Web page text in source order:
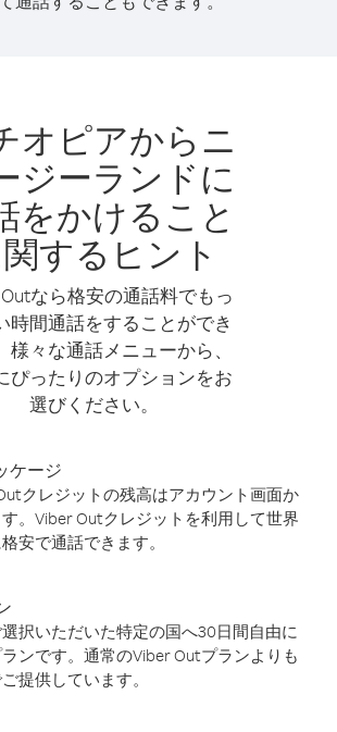
オピアからニ
ジーランドに
をかけること
するヒント
なら格安の通話料でもっ
時間通話をすることができ
様々な通話メニューから、
ぴったりのオプションをお
選びください。
ケージ
クレジットの残高はアカウント画面か
。Viber Outクレジットを利用して世界
安で通話できます。
択いただいた特定の国へ30日間自由に
ンです。通常のViber Outプランよりも
提供しています。